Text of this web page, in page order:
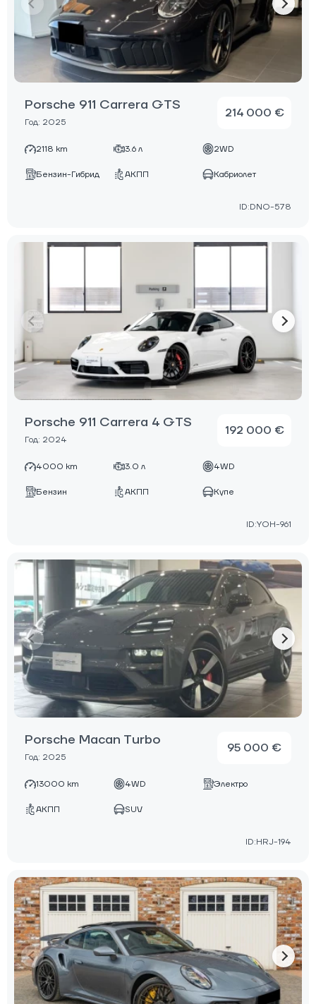
Porsche 911 Carrera GTS
Год: 2025
214 000 €
2118 km 3.6 л 2WD
Бензин-Гибрид АКПП Кабриолет
ID:DNO-578
Porsche 911 Carrera 4 GTS
Год: 2024
192 000 €
4000 km 3.0 л 4WD
Бензин АКПП Купе
ID:YOH-961
Porsche Macan Turbo
Год: 2025
95 000 €
13000 km 4WD Электро
АКПП SUV
ID:HRJ-194